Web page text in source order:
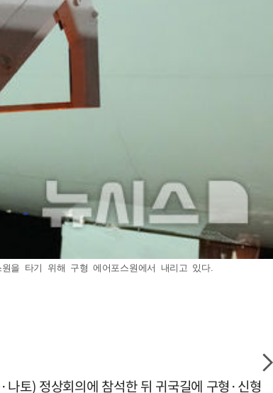
을 타기 위해 구형 에어포스원에서 내리고 있다.
토) 정상회의에 참석한 뒤 귀국길에 구형·신형